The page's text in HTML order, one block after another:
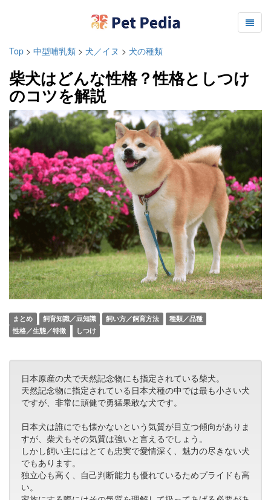
Top > 中型哺乳類 > 犬／イヌ > 犬の種類
柴犬はどんな性格？性格としつけ
のコツを解説
まとめ 飼育知識／豆知識 飼い方／飼育方法
種類／品種
性格／生態／特徴
しつけ
日本原産の犬で天然記念物にも指定されている柴犬。
天然記念物に指定されている日本犬種の中では最も小さい犬
ですが、非常に頑健で勇猛果敢な犬です。
日本犬は誰にでも懐かないという気質が目立つ傾向がありま
すが、柴犬もその気質は強いと言えるでしょう。
しかし飼い主にはとても忠実で愛情深く、魅力の尽きない犬
でもあります。
独立心も高く、自己判断能力も優れているためプライドも高
い。